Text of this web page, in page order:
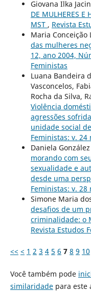
Giovana Ilka
DE MULHERES E
MST , Revista
Maria Conceição
das mulheres
12, ano 2004,
Feministas
Luana Bandeira
Vasconcelos,
Rocha da Silva,
Violência
agressões
unidade social
Feministas: v. 24
Daniela
morando com
sexualidade e
desde uma
Feministas: v. 28
Simone Maria
desafios de um
criminalidade: o
Revista Estudos
<< < 1 2 3 4 5 6 7 8 9 10
Você também pode
similaridadepara este